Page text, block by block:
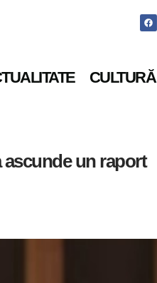
CULTURĂ
ascunde un raport